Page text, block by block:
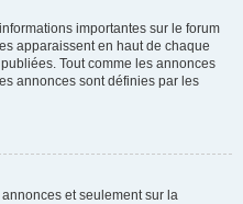
importantes sur le forum
apparaissent en haut de chaque
Tout comme les annonces
annonces sont définies par les
et seulement sur la